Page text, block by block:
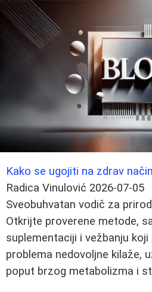
Kako se ugojiti na zdrav način
Radica Vinulović 2026-07-05
Sveobuhvatan vodič za
Otkrijte proverene metode,
suplementaciji i vežbanju
problema nedovoljne kilaže,
poput brzog metabolizma i